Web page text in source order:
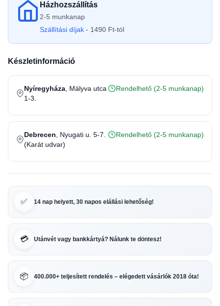
Házhozszállítás
2-5 munkanap
Szállítási díjak - 1490 Ft-tól
Készletinformáció
Nyíregyháza , Mályva utca
1-3.
Rendelhető (2-5 munkanap)
Debrecen , Nyugati u. 5-7.
(Karát udvar)
Rendelhető (2-5 munkanap)
✅ 14 nap helyett, 30 napos elállási lehetőség!
💳 Utánvét vagy bankkártyá? Nálunk te döntesz!
📦 400.000+ teljesített rendelés – elégedett vásárlók 2018 óta!